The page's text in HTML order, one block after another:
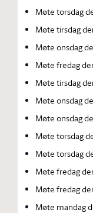
Møte torsdag
Møte tirsdag
Møte onsdag
Møte fredag
Møte tirsdag
Møte onsdag
Møte onsdag
Møte torsdag
Møte torsdag
Møte fredag
Møte fredag
Møte mandag